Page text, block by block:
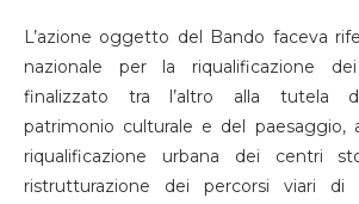
L’azione oggetto del Bando faceva
nazionale per la riqualificazione
finalizzato tra l’altro alla tutela
patrimonio culturale e del paesaggio,
riqualificazione urbana dei centri
ristrutturazione dei percorsi viari di